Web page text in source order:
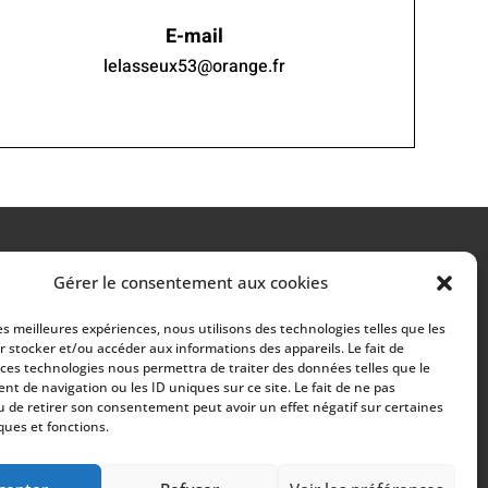
Gérer le consentement aux cookies
meilleures expériences, nous utilisons des technologies telles que les
stocker et/ou accéder aux informations des appareils. Le fait de
technologies nous permettra de traiter des données telles que le
de navigation ou les ID uniques sur ce site. Le fait de ne pas
de retirer son consentement peut avoir un effet négatif sur certaines
et fonctions.
E-mail
lelasseux53@orange.fr
RÉALISATION